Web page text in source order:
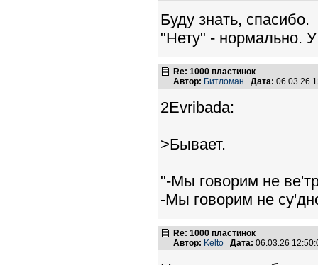
Буду знать, спасибо.
"Нету" - нормально.
Re: 1000 пластинок
Автор: Битломан Дата: 06.03.26
2Evribada:
>Бывает.
"-Мы говорим не
-Мы говорим не
Re: 1000 пластинок
Автор: Kelto Дата: 06.03.26